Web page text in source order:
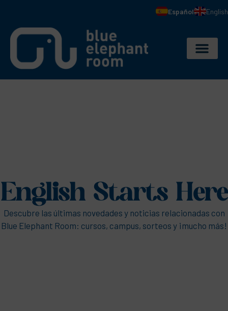
Español English
English Starts Here
Descubre las últimas novedades y noticias relacionadas con
Blue Elephant Room: cursos, campus, sorteos y ¡mucho más!